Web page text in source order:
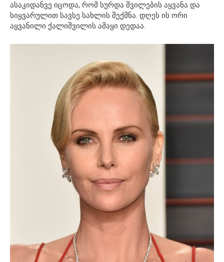
ასაკიდანვე იცოდა, რომ სურდა შვილების აყვანა და
სიყვარულით სავსე სახლის შექმნა. დღეს ის ორი
აყვანილი ქალიშვილის ამაყი დედაა.